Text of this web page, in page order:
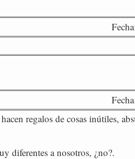
regalos de cosas inútiles,
diferentes a nosotros, ¿no?.